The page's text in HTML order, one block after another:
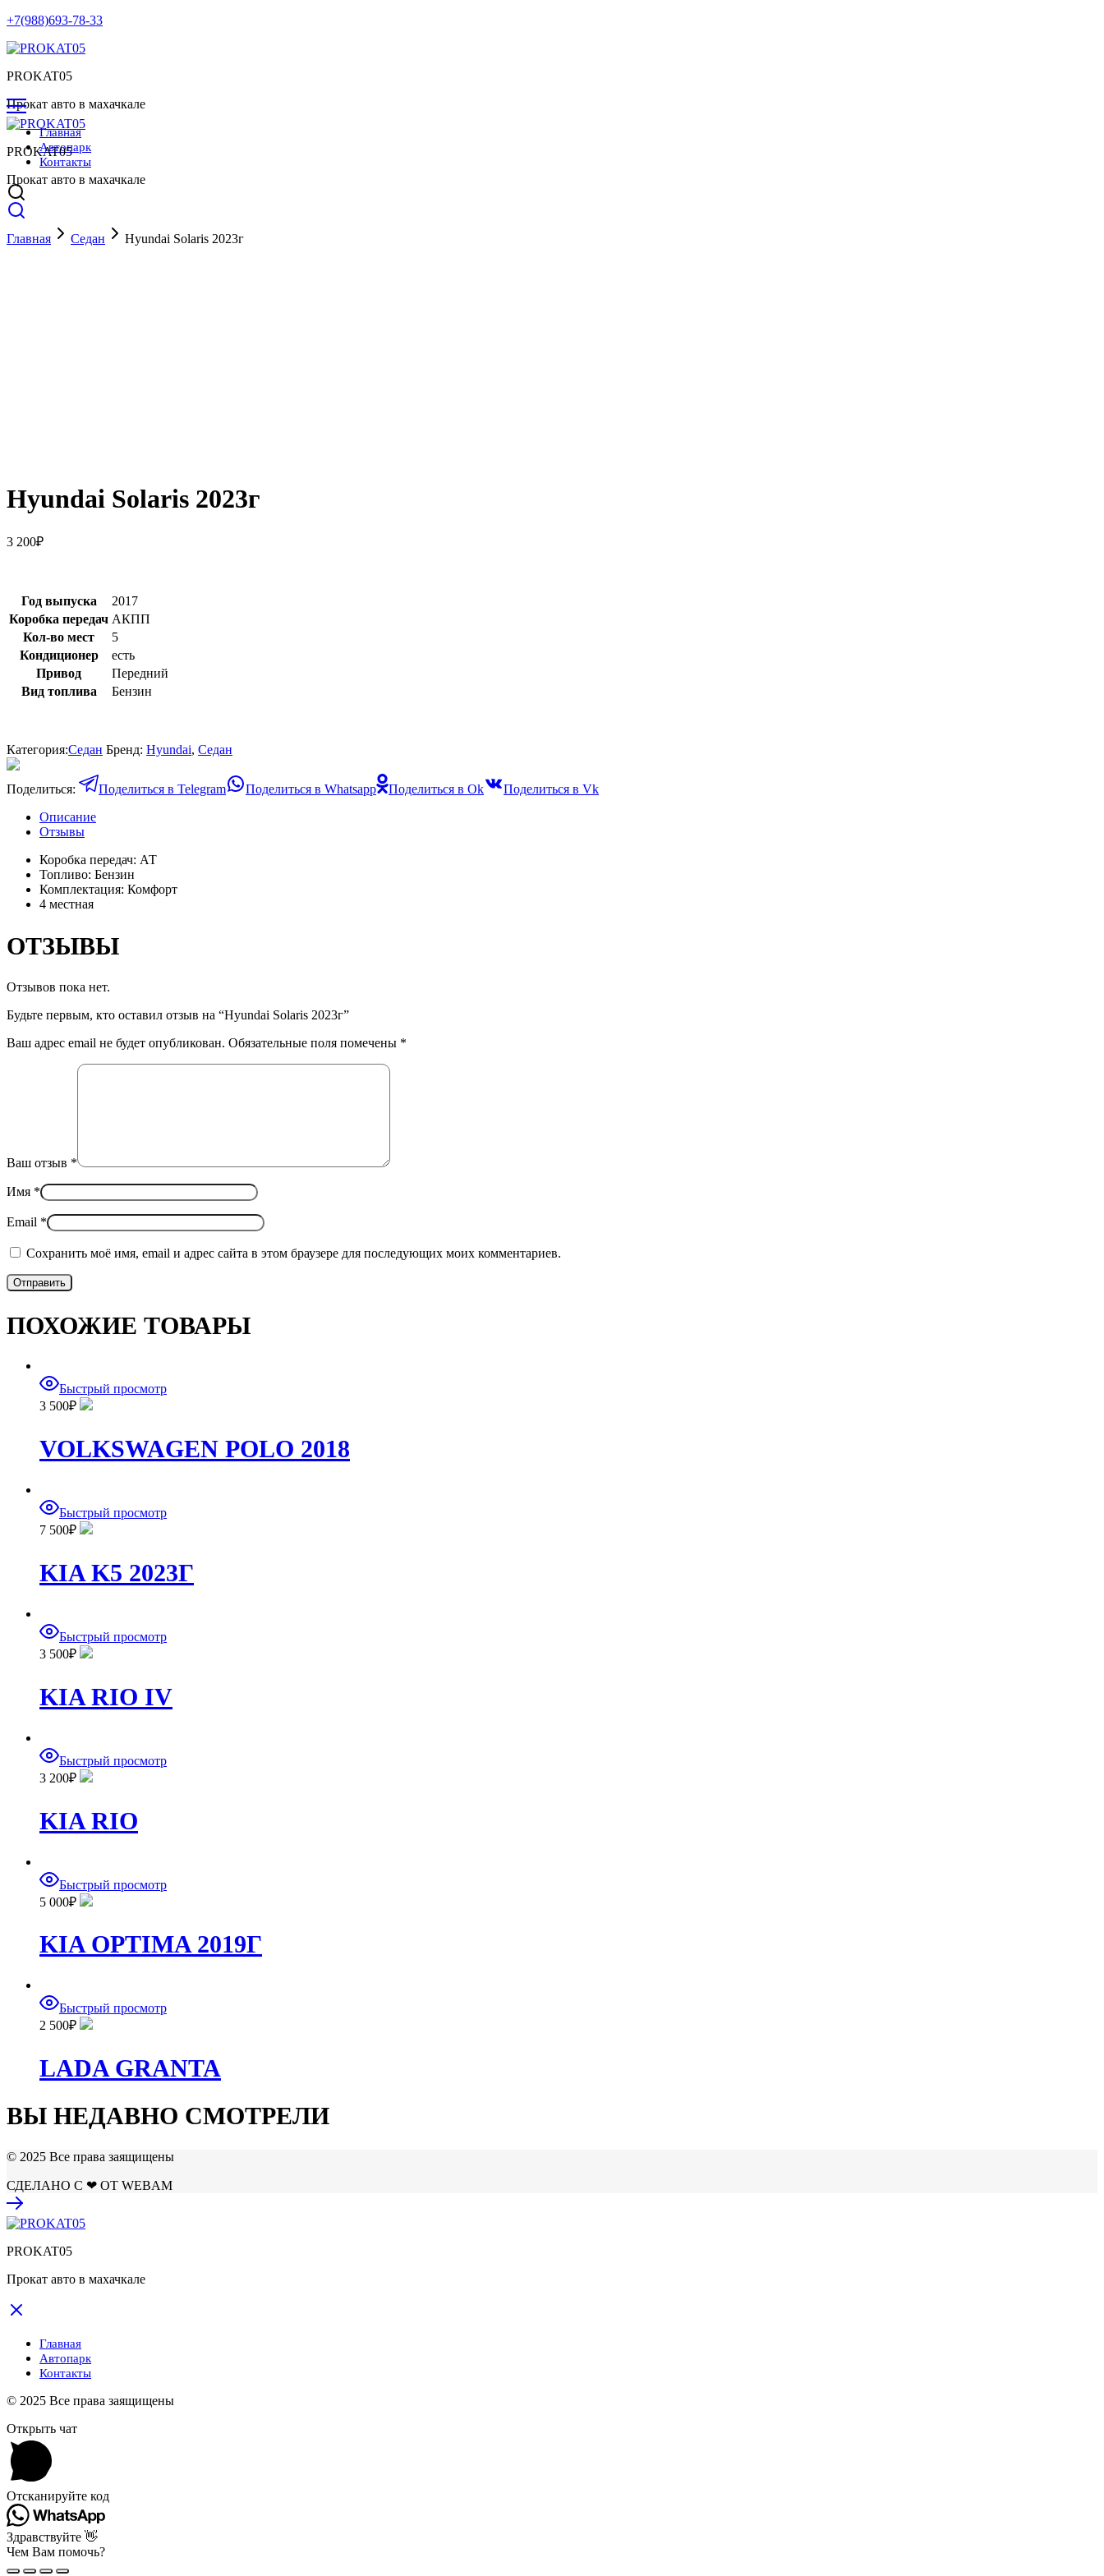
+7(988)693-78-33
PROKAT05
Прокат авто в махачкале
Главная
Автопарк
Контакты
PROKAT05
Прокат авто в махачкале
Главная Седан Hyundai Solaris 2023г
Hyundai Solaris 2023г
3 200₽
Год выпуска
2017
Коробка передач АКПП
Кол-во мест
5
Кондиционер
есть
Привод
Передний
Вид топлива
Бензин
Категория:Седан Бренд: Hyundai, Седан
Поделиться: Поделиться в Telegram Поделиться в Whatsapp Поделиться в Ok
Поделиться в Vk
Описание
Отзывы
Коробка передач: АТ
Топливо: Бензин
Комплектация: Комфорт
4 местная
ОТЗЫВЫ
Отзывов пока нет.
Будьте первым, кто оставил отзыв на “Hyundai Solaris 2023г”
Ваш адрес email не будет опубликован. Обязательные поля помечены *
Ваш отзыв *
Имя *
Email *
Сохранить моё имя, email и адрес сайта в этом браузере для последующих моих комментариев.
ПОХОЖИЕ ТОВАРЫ
Быстрый просмотр
3 500₽
VOLKSWAGEN POLO 2018
Быстрый просмотр
7 500₽
KIA K5 2023Г
Быстрый просмотр
3 500₽
KIA RIO IV
Быстрый просмотр
3 200₽
KIA RIO
Быстрый просмотр
5 000₽
KIA OPTIMA 2019Г
Быстрый просмотр
2 500₽
LADA GRANTA
ВЫ НЕДАВНО СМОТРЕЛИ
© 2025 Все права заящищены
СДЕЛАНО С ❤ ОТ WEBAM
PROKAT05
Прокат авто в махачкале
Главная
Автопарк
Контакты
© 2025 Все права заящищены
Открыть чат
Отсканируйте код
Здравствуйте 👋
Чем Вам помочь?